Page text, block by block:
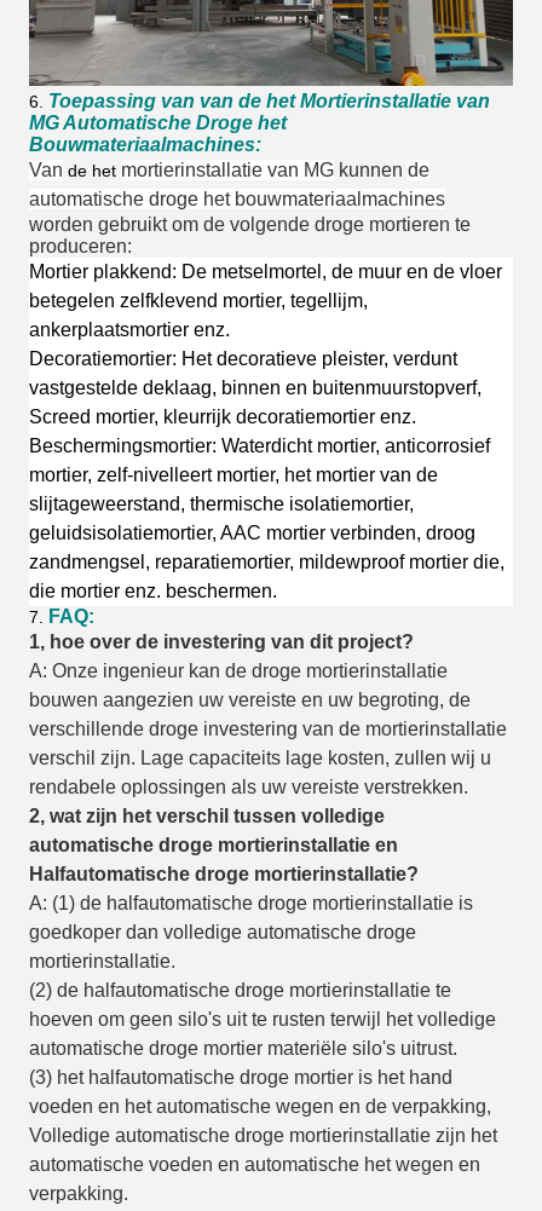
6. Toepassing van van de het Mortierinstallatie van
MG Automatische Droge het
Bouwmateriaalmachines:
Van de het mortierinstallatie van MG kunnen de
automatische droge het bouwmateriaalmachines
worden gebruikt om de volgende droge mortieren te
produceren:
Mortier plakkend: De metselmortel, de muur en de vloer
betegelen zelfklevend mortier, tegellijm,
ankerplaatsmortier enz.
Decoratiemortier: Het decoratieve pleister, verdunt
vastgestelde deklaag, binnen en buitenmuurstopverf,
Screed mortier, kleurrijk decoratiemortier enz.
Beschermingsmortier: Waterdicht mortier, anticorrosief
mortier, zelf-nivelleert mortier, het mortier van de
slijtageweerstand, thermische isolatiemortier,
geluidsisolatiemortier, AAC mortier verbinden, droog
zandmengsel, reparatiemortier, mildewproof mortier die,
die mortier enz. beschermen.
7. FAQ:
1, hoe over de investering van dit project?
A: Onze ingenieur kan de droge mortierinstallatie
bouwen aangezien uw vereiste en uw begroting, de
verschillende droge investering van de mortierinstallatie
verschil zijn. Lage capaciteits lage kosten, zullen wij u
rendabele oplossingen als uw vereiste verstrekken.
2, wat zijn het verschil tussen volledige
automatische droge mortierinstallatie en
Halfautomatische droge mortierinstallatie?
A: (1) de halfautomatische droge mortierinstallatie is
goedkoper dan volledige automatische droge
mortierinstallatie.
(2) de halfautomatische droge mortierinstallatie te
hoeven om geen silo's uit te rusten terwijl het volledige
automatische droge mortier materiële silo's uitrust.
(3) het halfautomatische droge mortier is het hand
voeden en het automatische wegen en de verpakking,
Volledige automatische droge mortierinstallatie zijn het
automatische voeden en automatische het wegen en
verpakking.